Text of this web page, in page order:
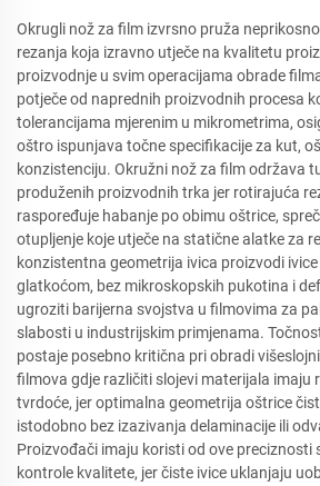
Okrugli nož za film izvrsno pruža
rezanja koja izravno utječe na kvalitetu
proizvodnje u svim operacijama obrade
potječe od naprednih proizvodnih procesa
tolerancijama mjerenim u mikrometrima,
oštro ispunjava točne specifikacije za kut,
konzistenciju. Okružni nož za film održava
produženih proizvodnih trka jer rotirajuća
raspoređuje habanje po obimu oštrice,
otupljenje koje utječe na statične alatke za
konzistentna geometrija ivica proizvodi
glatkoćom, bez mikroskopskih pukotina i
ugroziti barijerna svojstva u filmovima za
slabosti u industrijskim primjenama.
postaje posebno kritična pri obradi
filmova gdje različiti slojevi materijala imaju
tvrdoće, jer optimalna geometrija oštrice
istodobno bez izazivanja delaminacije ili
Proizvođači imaju koristi od ove preciznosti
kontrole kvalitete, jer čiste ivice uklanjaju